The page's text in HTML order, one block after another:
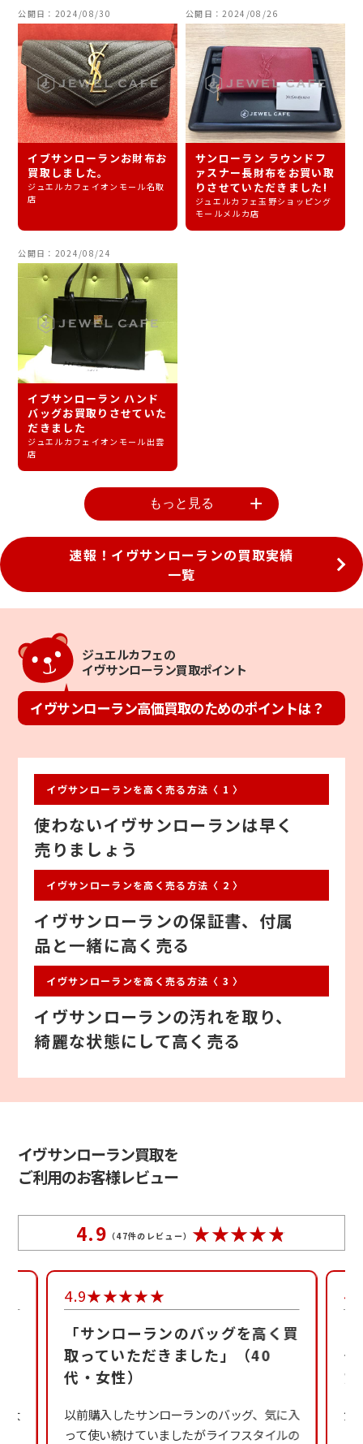
公開日：2024/08/30
イブサンローランお財布お
買取しました。
ジュエルカフェイオンモール名取
店
公開日：2024/08/26
サンローラン ラウンドフ
ァスナー長財布をお買い取
りさせていただきました!
ジュエルカフェ玉野ショッピング
モールメルカ店
公開日：2024/08/24
イブサンローラン ハンド
バッグお買取りさせていた
だきました
ジュエルカフェイオンモール出雲
店
もっと見る
速報！イヴサンローランの買取実績
一覧
ジュエルカフェの
イヴサンローラン買取ポイント
イヴサンローラン高価買取のためのポイントは？
イヴサンローランを高く売る方法〈 1 〉
使わないイヴサンローランは早く
売りましょう
イヴサンローランを高く売る方法〈 2 〉
イヴサンローランの保証書、付属
品と一緒に高く売る
イヴサンローランを高く売る方法〈 3 〉
イヴサンローランの汚れを取り、
綺麗な状態にして高く売る
イヴサンローラン買取を
ご利用のお客様レビュー
4.9 （47件のレビュー）
大
4.9
「サンローランのバッグを高く買
取っていただきました」（40
代・女性）
以前購入したサンローランのバッグ、気に入
って使い続けていましたがライフスタイルの
気